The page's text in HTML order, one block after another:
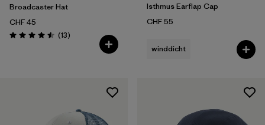
Broadcaster Hat
CHF 45
Bewertung: 4.5 / 5
(13Rezensionen
)
Isthmus Earflap Cap
CHF 55
winddicht